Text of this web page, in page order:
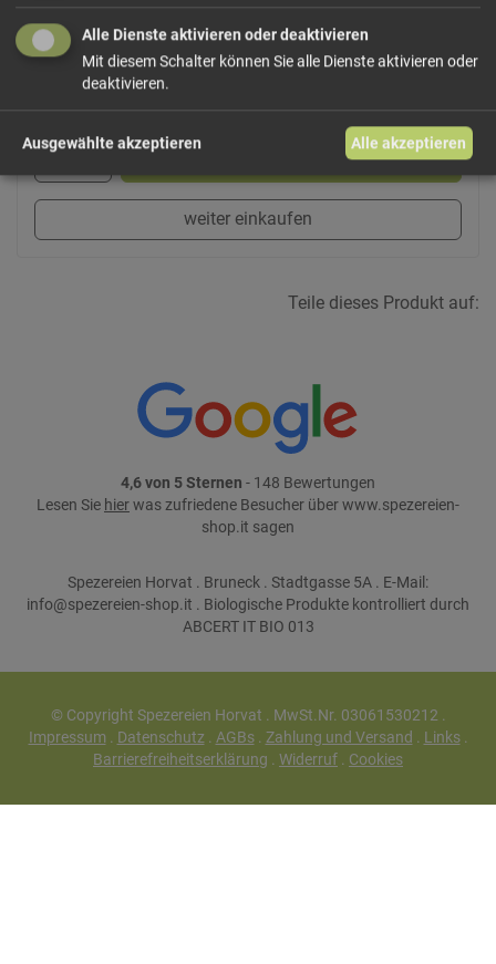
In den Warenkorb
weiter einkaufen
Teile dieses Produkt auf:
4,6 von 5 Sternen - 148 Bewertungen
Lesen Sie hierwas zufriedene Besucher über www.spezereien-
shop.it sagen
Spezereien Horvat . Bruneck . Stadtgasse 5A . E-Mail:
info@spezereien-shop.it . Biologische Produkte kontrolliert durch
ABCERT IT BIO 013
© Copyright Spezereien Horvat . MwSt.Nr. 03061530212 .
Impressum. Datenschutz. AGBs. Zahlung und Versand . Links.
Barrierefreiheitserklärung . Widerruf . Cookies
Alle Dienste aktivieren oder deaktivieren
Mit diesem Schalter können Sie alle Dienste aktivieren oder
deaktivieren.
Ausgewählte akzeptieren Alle akzeptieren